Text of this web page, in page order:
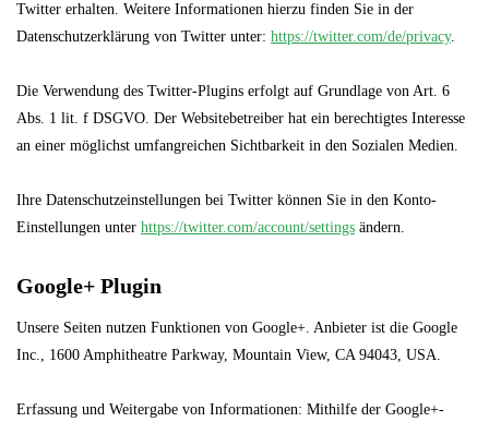
Twitter erhalten. Weitere Informationen hierzu finden Sie in der
Datenschutzerklärung von Twitter unter: https://twitter.com/de/privacy.
Die Verwendung des Twitter-Plugins erfolgt auf Grundlage von Art. 6
Abs. 1 lit. f DSGVO. Der Websitebetreiber hat ein berechtigtes Interesse
an einer möglichst umfangreichen Sichtbarkeit in den Sozialen Medien.
Ihre Datenschutzeinstellungen bei Twitter können Sie in den Konto-
Einstellungen unter https://twitter.com/account/settings ändern.
Google+ Plugin
Unsere Seiten nutzen Funktionen von Google+. Anbieter ist die Google
Inc., 1600 Amphitheatre Parkway, Mountain View, CA 94043, USA.
Erfassung und Weitergabe von Informationen: Mithilfe der Google+-